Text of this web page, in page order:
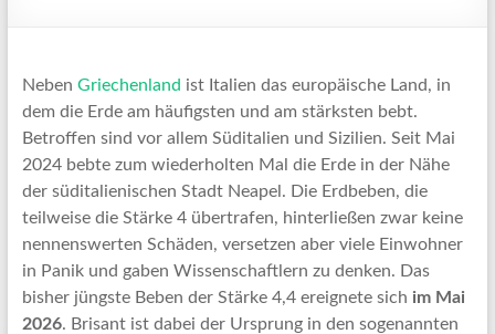
Neben Griechenland ist Italien das europäische Land, in
dem die Erde am häufigsten und am stärksten bebt.
Betroffen sind vor allem Süditalien und Sizilien. Seit Mai
2024 bebte zum wiederholten Mal die Erde in der Nähe
der süditalienischen Stadt Neapel. Die Erdbeben, die
teilweise die Stärke 4 übertrafen, hinterließen zwar keine
nennenswerten Schäden, versetzen aber viele Einwohner
in Panik und gaben Wissenschaftlern zu denken. Das
bisher jüngste Beben der Stärke 4,4 ereignete sich im Mai
2026. Brisant ist dabei der Ursprung in den sogenannten